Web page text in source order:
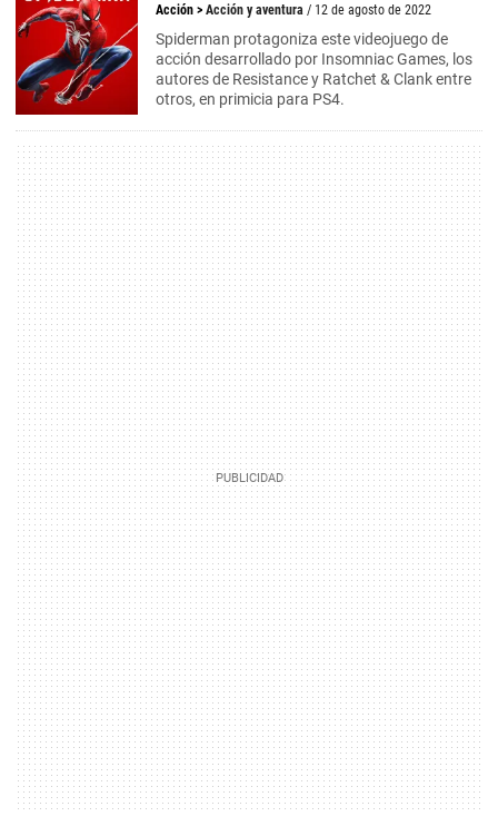
Acción > Acción y aventura / 12 de agosto de 2022
Spiderman protagoniza este videojuego de
acción desarrollado por Insomniac Games, los
autores de Resistance y Ratchet & Clank entre
otros, en primicia para PS4.